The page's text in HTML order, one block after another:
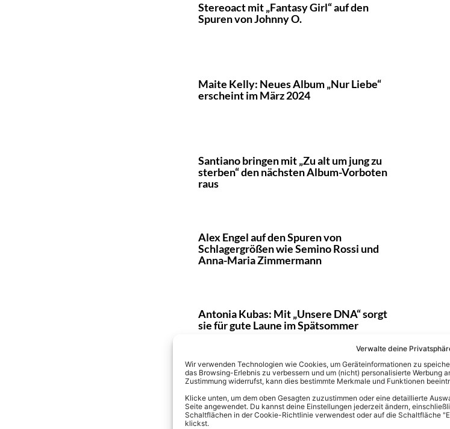
Verwalte deine
Wir verwenden Technologien wie Cookies, um Geräteinformationen zu
das Browsing-Erlebnis zu verbessern und um (nicht) personalisierte Werbung
Zustimmung widerrufst, kann dies bestimmte Merkmale und Funktionen
Klicke unten, um dem oben Gesagten zuzustimmen oder eine detaillierte
Seite angewendet. Du kannst deine Einstellungen jederzeit ändern,
Schaltflächen in der Cookie-Richtlinie verwendest oder auf die Schaltfläche
klickst.
Stereoact mit „Fantasy Girl“ auf den
Spuren von Johnny O.
Maite Kelly: Neues Album „Nur Liebe“
erscheint im März 2024
Santiano bringen mit „Zu alt um jung zu
sterben“ den nächsten Album-Vorboten
raus
Alex Engel auf den Spuren von
Schlagergrößen wie Semino Rossi und
Anna-Maria Zimmermann
Antonia Kubas: Mit „Unsere DNA“ sorgt
sie für gute Laune im Spätsommer
Alexandra Hofmann: Duett mit dänischem
Popstar auf neuem Album